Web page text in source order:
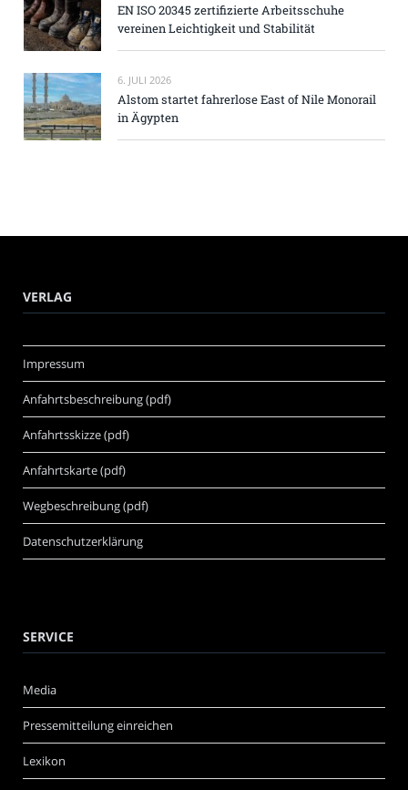
EN ISO 20345 zertifizierte Arbeitsschuhe
vereinen Leichtigkeit und Stabilität
6. JULI 2026
Alstom startet fahrerlose East of Nile Monorail
in Ägypten
VERLAG
Impressum
Anfahrtsbeschreibung (pdf)
Anfahrtsskizze (pdf)
Anfahrtskarte (pdf)
Wegbeschreibung (pdf)
Datenschutzerklärung
SERVICE
Media
Pressemitteilung einreichen
Lexikon